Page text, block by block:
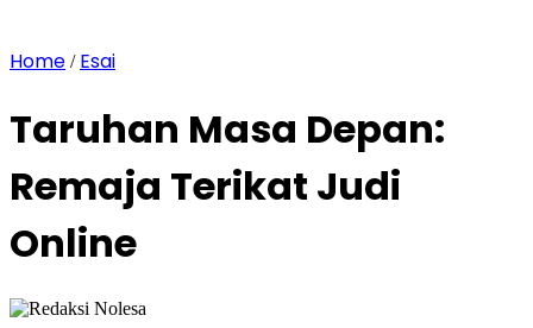
Home / Esai
Taruhan Masa Depan:
Remaja Terikat Judi
Online